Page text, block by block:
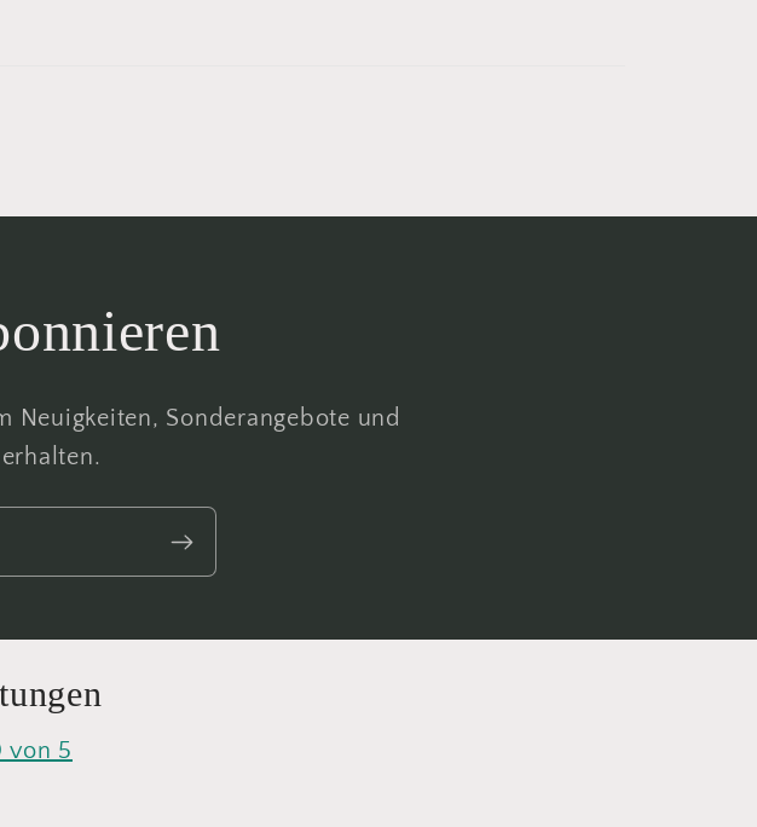
Neuigkeiten, Sonderangebote und
von 5